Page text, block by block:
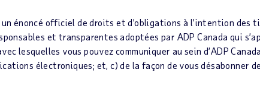
énoncé officiel de droits et d’obligations à l’intention des
et transparentes adoptées par ADP Canada qui
lesquelles vous pouvez communiquer au sein d’ADP
électroniques; et, c) de la façon de vous désabonner